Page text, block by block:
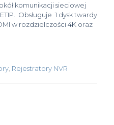
komunikacji sieciowej
Obsługuje 1 dysk twardy
w rozdzielczości 4K oraz
Rejestratory NVR